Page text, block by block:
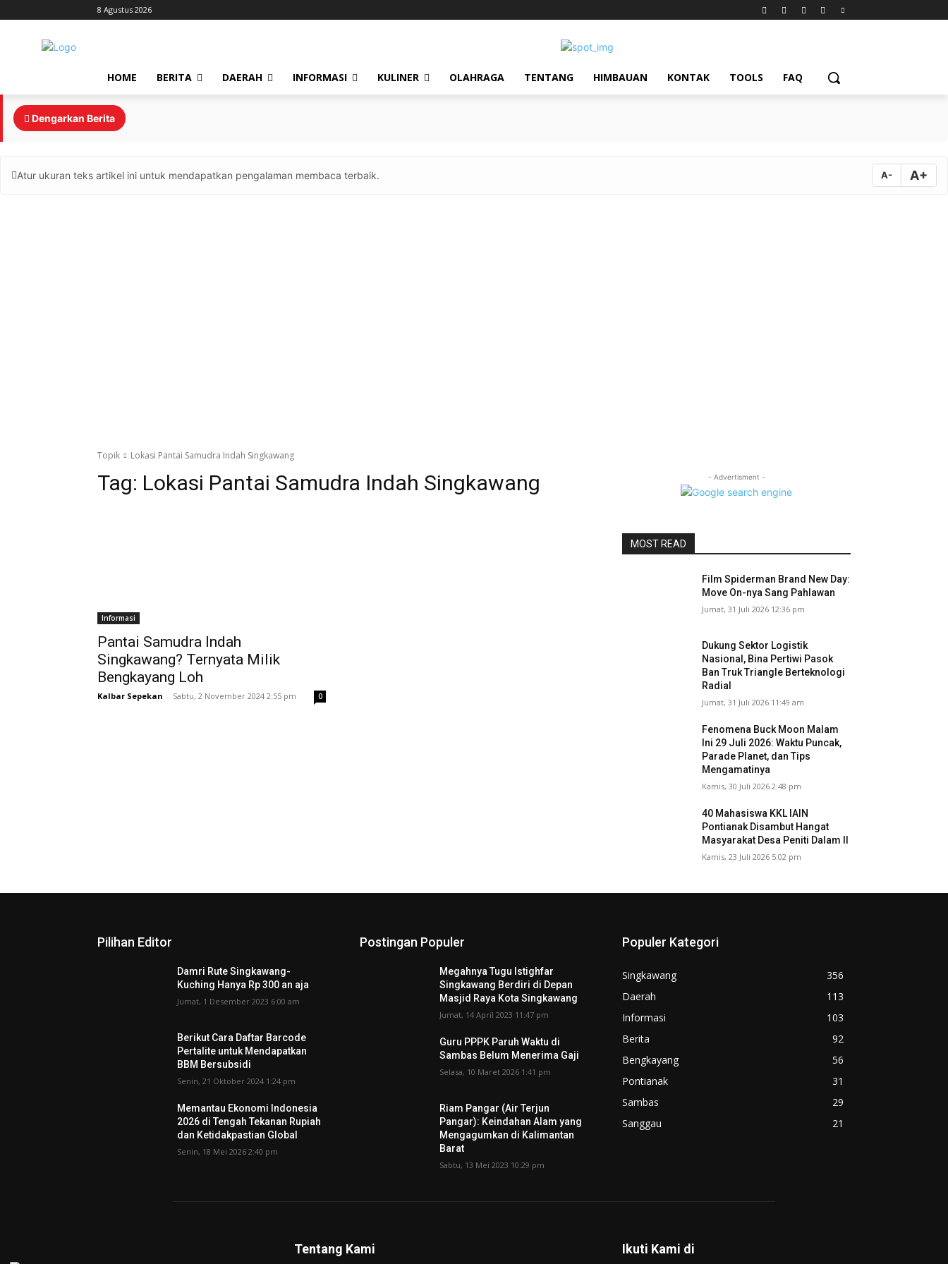
8 Agustus 2026
HOME BERITA DAERAH INFORMASI KULINER OLAHRAGA TENTANG HIMBAUAN KONTAK TOOLS FAQ
Dengarkan Berita
Atur ukuran teks artikel ini untuk mendapatkan pengalaman membaca terbaik. A- A+
Topik Lokasi Pantai Samudra Indah Singkawang
Tag: Lokasi Pantai Samudra Indah Singkawang
Informasi
Pantai Samudra Indah
Singkawang? Ternyata Milik
Bengkayang Loh
Kalbar Sepekan - Sabtu, 2 November 2024 2:55 pm 0
- Advertisment -
MOST READ
Film Spiderman Brand New Day:
Move On-nya Sang Pahlawan
Jumat, 31 Juli 2026 12:36 pm
Dukung Sektor Logistik
Nasional, Bina Pertiwi Pasok
Ban Truk Triangle Berteknologi
Radial
Jumat, 31 Juli 2026 11:49 am
Fenomena Buck Moon Malam
Ini 29 Juli 2026: Waktu Puncak,
Parade Planet, dan Tips
Mengamatinya
Kamis, 30 Juli 2026 2:48 pm
40 Mahasiswa KKL IAIN
Pontianak Disambut Hangat
Masyarakat Desa Peniti Dalam II
Kamis, 23 Juli 2026 5:02 pm
Pilihan Editor
Damri Rute Singkawang-
Kuching Hanya Rp 300 an aja
Jumat, 1 Desember 2023 6:00 am
Berikut Cara Daftar Barcode
Pertalite untuk Mendapatkan
BBM Bersubsidi
Senin, 21 Oktober 2024 1:24 pm
Memantau Ekonomi Indonesia
2026 di Tengah Tekanan Rupiah
dan Ketidakpastian Global
Senin, 18 Mei 2026 2:40 pm
Postingan Populer
Megahnya Tugu Istighfar
Singkawang Berdiri di Depan
Masjid Raya Kota Singkawang
Jumat, 14 April 2023 11:47 pm
Guru PPPK Paruh Waktu di
Sambas Belum Menerima Gaji
Selasa, 10 Maret 2026 1:41 pm
Riam Pangar (Air Terjun
Pangar): Keindahan Alam yang
Mengagumkan di Kalimantan
Barat
Sabtu, 13 Mei 2023 10:29 pm
Populer Kategori
Singkawang
356
Daerah
113
Informasi
103
Berita
92
Bengkayang
56
Pontianak
31
Sambas
29
Sanggau
21
Tentang Kami Ikuti Kami di